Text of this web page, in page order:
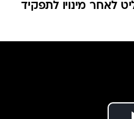
לאחר מינויו לתפקיד